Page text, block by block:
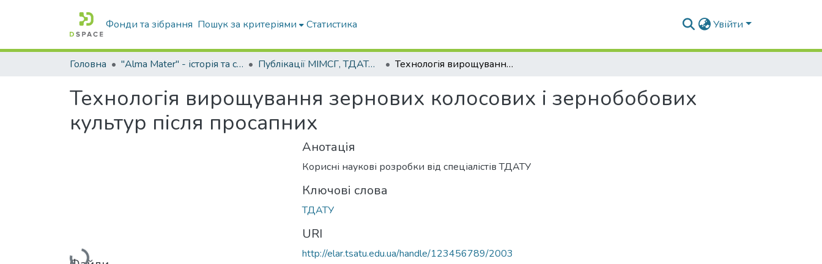
Фонди та зібрання Пошук за критеріями Статистика Увійти
Головна "Alma Mater" - історія та сьогодення Університету Публікації МІМСГ, ТДАТА, ТДАТУ Технологія вирощування зернових колосових і зернобобових культур після просапних
Технологія вирощування зернових колосових і зернобобових
культур після просапних
Вантажиться...
Анотація
Корисні наукові розробки від спеціалістів ТДАТУ
Ключові слова
ТДАТУ
URI
http://elar.tsatu.edu.ua/handle/123456789/2003